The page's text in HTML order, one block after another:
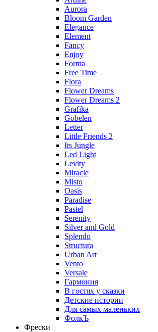
Aurora
Bloom Garden
Elegance
Element
Fancy
Enjoy
Forma
Free Time
Flora
Flower Dreams
Flower Dreams 2
Grafika
Gobelen
Letter
Little Friends 2
Its Jungle
Led Light
Levity
Miracle
Misto
Oasis
Paradise
Pastel
Serenity
Silver and Gold
Splendo
Structura
Urban Art
Vento
Versale
Гармония
В гостях у сказки
Детские истории
Для самых маленьких
ФолкЪ
Фрески